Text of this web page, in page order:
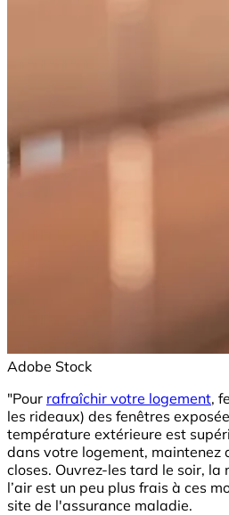
Adobe Stock
"Pour rafraîchir votre logement,
les rideaux) des fenêtres
température extérieure est
dans votre logement, maintenez
closes. Ouvrez-les tard le soir, la
l’air est un peu plus frais à ces
site de l'assurance maladie.